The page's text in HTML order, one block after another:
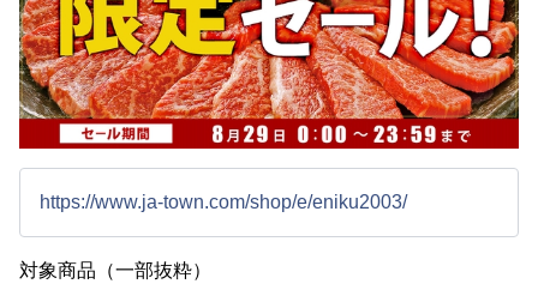
https://www.ja-town.com/shop/e/eniku2003/
対象商品（一部抜粋）